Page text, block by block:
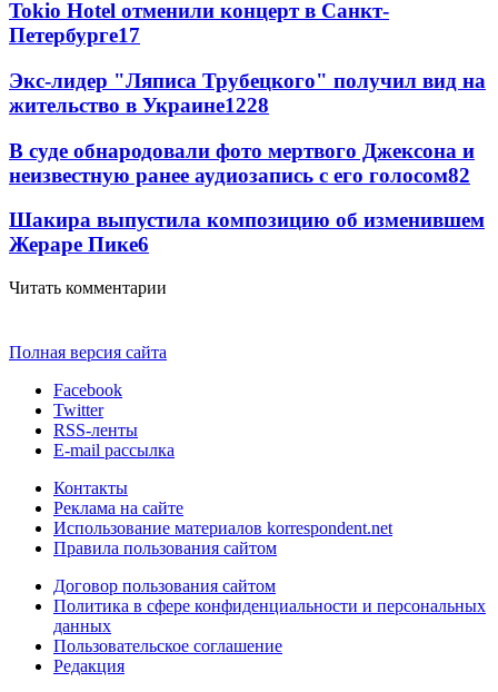
Tokio Hotel отменили концерт в Санкт-
Петербурге17
Экс-лидер "Ляписа Трубецкого" получил вид на
жительство в Украине1228
В суде обнародовали фото мертвого Джексона и
неизвестную ранее аудиозапись с его голосом82
Шакира выпустила композицию об изменившем
Жераре Пике6
Читать комментарии
Полная версия сайта
Facebook
Twitter
RSS-ленты
E-mail рассылка
Контакты
Реклама на сайте
Использование материалов korrespondent.net
Правила пользования сайтом
Договор пользования сайтом
Политика в сфере конфиденциальности и персональных
данных
Пользовательское соглашение
Редакция